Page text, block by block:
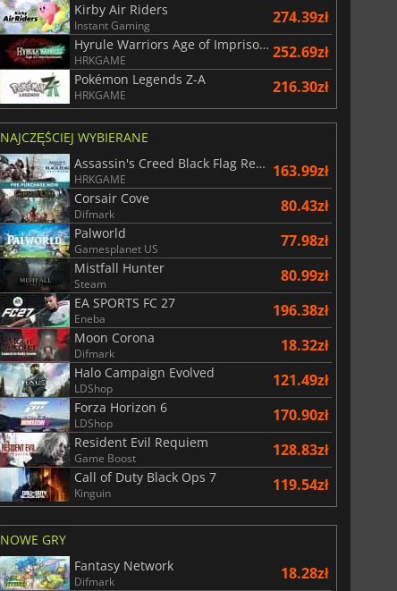
Kirby Air Riders
Instant Gaming 274.39zł
Hyrule Warriors Age of Imprisonment
HRKGAME 252.69zł
Pokémon Legends Z-A
HRKGAME 216.30zł
NAJCZĘŚCIEJ WYBIERANE
Assassin's Creed Black Flag Resynced
HRKGAME 163.99zł
Corsair Cove
Difmark 80.43zł
Palworld
Gamesplanet US 77.98zł
Mistfall Hunter
Steam 80.99zł
EA SPORTS FC 27
Eneba 196.38zł
Moon Corona
Difmark 18.32zł
Halo Campaign Evolved
LDShop 121.49zł
Forza Horizon 6
LDShop 170.90zł
Resident Evil Requiem
Game Boost 128.83zł
Call of Duty Black Ops 7
Kinguin 119.54zł
NOWE GRY
Fantasy Network
Difmark 18.28zł